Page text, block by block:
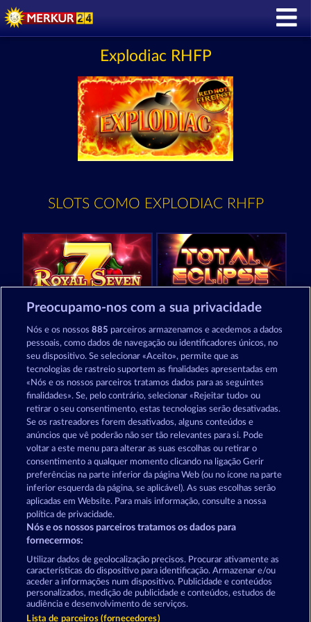
Explodiac RHFP
SLOTS COMO EXPLODIAC RHFP
Royal Seven
Sticky Diamonds 40 Sevens
Termos e Condições
Declaração de Privacidade Marca
Empresa Perguntas frequentes Facebook
Enviar pedido de rescisão
Preocupamo-nos com a sua privacidade
Nós e os nossos885 parceiros armazenamos e acedemos a dados
pessoais, como dados de navegação ou identificadores únicos, no
seu dispositivo. Se selecionar «Aceito», permite que as
tecnologias de rastreio suportem as finalidades apresentadas em
«Nós e os nossos parceiros tratamos dados para as seguintes
finalidades». Se, pelo contrário, selecionar «Rejeitar tudo» ou
retirar o seu consentimento, estas tecnologias serão desativadas.
Se os rastreadores forem desativados, alguns conteúdos e
anúncios que vê poderão não ser tão relevantes para si. Pode
voltar a este menu para alterar as suas escolhas ou retirar o
consentimento a qualquer momento clicando na ligação Gerir
preferências na parte inferior da página Web (ou no ícone na parte
inferior esquerda da página, se aplicável). As suas escolhas serão
aplicadas em Website. Para mais informação, consulte a nossa
política de privacidade.
Nós e os nossos parceiros tratamos os dados para
fornecermos:
Utilizar dados de geolocalização precisos. Procurar ativamente as
características do dispositivo para identificação. Armazenar e/ou
aceder a informações num dispositivo. Publicidade e conteúdos
personalizados, medição de publicidade e conteúdos, estudos de
audiência e desenvolvimento de serviços.
Lista de parceiros (fornecedores)